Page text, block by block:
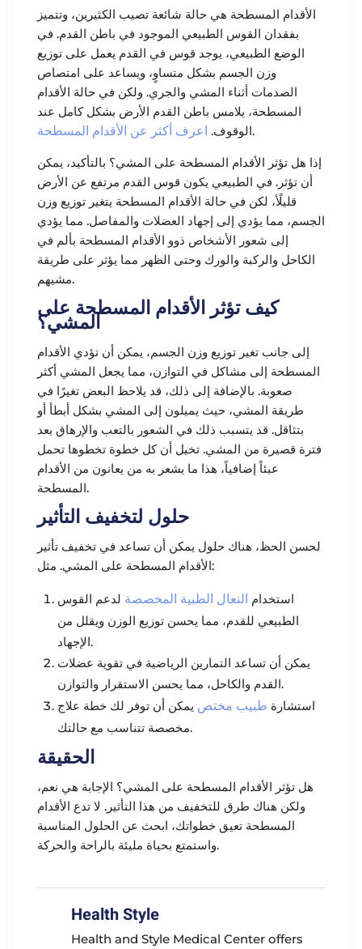
الأقدام المسطحة هي حالة شائعة تصيب الكثيرين، وتتميز
بفقدان القوس الطبيعي الموجود في باطن القدم. في
الوضع الطبيعي، يوجد قوس في القدم يعمل على توزيع
وزن الجسم بشكل متساوٍ، ويساعد على امتصاص
الصدمات أثناء المشي والجري. ولكن في حالة الأقدام
المسطحة، يلامس باطن القدم الأرض بشكل كامل عند
الوقوف. اعرف أكثر عن الأقدام المسطحة .
إذا هل تؤثر الأقدام المسطحة على المشي؟ بالتأكيد، يمكن
أن تؤثر. في الطبيعي يكون قوس القدم مرتفع عن الأرض
قليلًأ، لكن في حالة الأقدام المسطحة يتغير توزيع وزن
الجسم، مما يؤدي إلى إجهاد العضلات والمفاصل. مما يؤدي
إلى شعور الأشخاص ذوو الأقدام المسطحة بألم في
الكاحل والركبة والورك وحتى الظهر مما يؤثر على طريقة
مشيهم.
كيف تؤثر الأقدام المسطحة على
المشي؟
إلى جانب تغير توزيع وزن الجسم، يمكن أن تؤدي الأقدام
المسطحة إلى مشاكل في التوازن، مما يجعل المشي أكثر
صعوبة. بالإضافة إلى ذلك، قد يلاحظ البعض تغيرًا في
طريقة المشي، حيث يميلون إلى المشي بشكل أبطأ أو
بتثاقل. قد يتسبب ذلك في الشعور بالتعب والإرهاق بعد
فترة قصيرة من المشي. تخيل أن كل خطوة تخطوها تحمل
عبئاً إضافياً، هذا ما يشعر به من يعانون من الأقدام
المسطحة.
حلول لتخفيف التأثير
لحسن الحظ، هناك حلول يمكن أن تساعد في تخفيف تأثير
الأقدام المسطحة على المشي. مثل:
استخدام النعال الطبية المخصصة لدعم القوس
الطبيعي للقدم، مما يحسن توزيع الوزن ويقلل من
الإجهاد.
يمكن أن تساعد التمارين الرياضية في تقوية عضلات
القدم والكاحل، مما يحسن الاستقرار والتوازن.
استشارة طبيب مختص يمكن أن توفر لك خطة علاج
مخصصة تتناسب مع حالتك.
الحقيقة
هل تؤثر الأقدام المسطحة على المشي؟ الإجابة هي نعم،
ولكن هناك طرق للتخفيف من هذا التأثير. لا تدع الأقدام
المسطحة تعيق خطواتك، ابحث عن الحلول المناسبة
واستمتع بحياة مليئة بالراحة والحركة.
Health Style
Health and Style Medical Center offers